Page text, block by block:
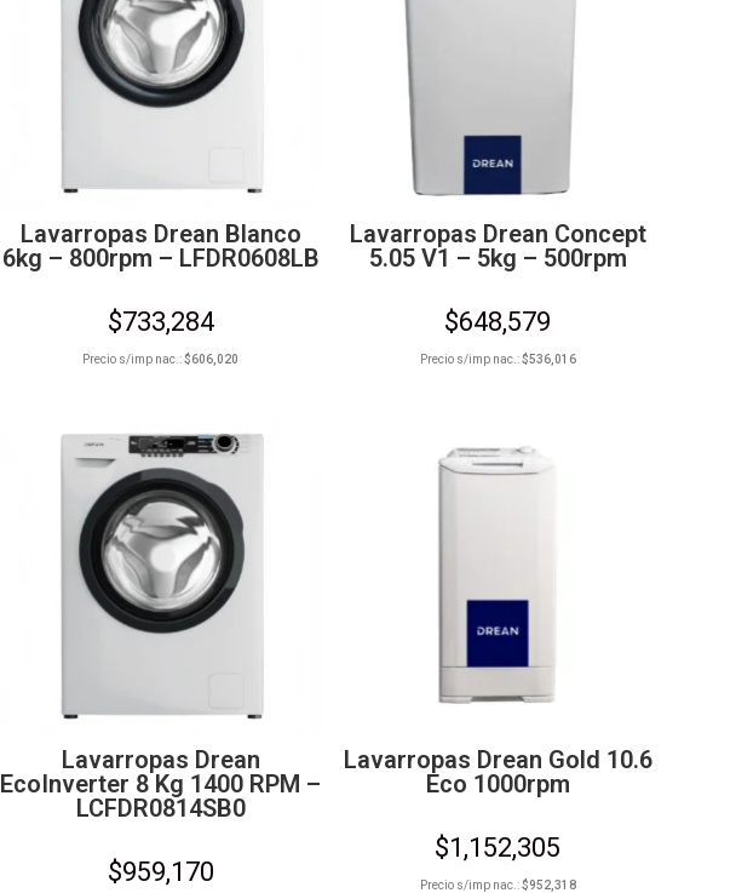
Lavarropas Drean Blanco
6kg – 800rpm – LFDR0608LB
$733,284
Precio s/imp nac.:$606,020
Lavarropas Drean Concept
5.05 V1 – 5kg – 500rpm
$648,579
Precio s/imp nac.:$536,016
Lavarropas Drean
EcoInverter 8 Kg 1400 RPM –
LCFDR0814SB0
$959,170
Lavarropas Drean Gold 10.6
Eco 1000rpm
$1,152,305
Precio s/imp nac.:$952,318